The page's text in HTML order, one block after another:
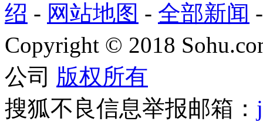
绍 - 网站地图 - 全部新闻
Copyright © 2018
公司 版权所有
搜狐不良信息举报邮箱：